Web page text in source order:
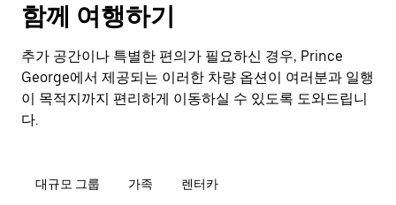
함께 여행하기
추가 공간이나 특별한 편의가 필요하신 경우, Prince
George에서 제공되는 이러한 차량 옵션이 여러분과 일행
이 목적지까지 편리하게 이동하실 수 있도록 도와드립니
다.
대규모 그룹 가족 렌터카